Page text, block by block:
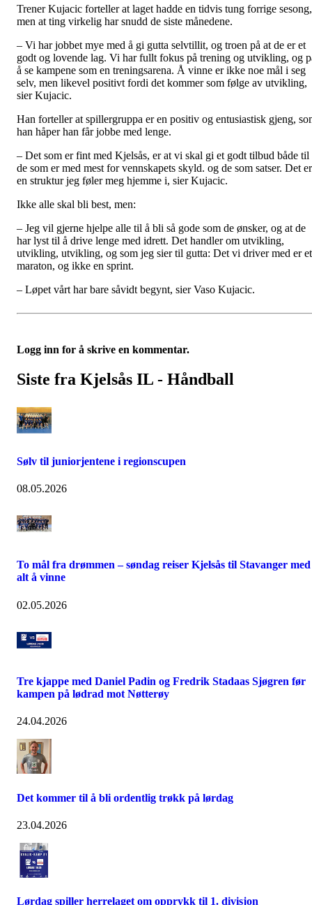
Trener Kujacic forteller at laget hadde en tidvis tung forrige sesong,
men at ting virkelig har snudd de siste månedene.
– Vi har jobbet mye med å gi gutta selvtillit, og troen på at de er et
godt og lovende lag. Vi har fullt fokus på trening og utvikling, og
å se kampene som en treningsarena. Å vinne er ikke noe mål i seg
selv, men likevel positivt fordi det kommer som følge av utvikling,
sier Kujacic.
Han forteller at spillergruppa er en positiv og entusiastisk gjeng,
han håper han får jobbe med lenge.
– Det som er fint med Kjelsås, er at vi skal gi et godt tilbud både til
de som er med mest for vennskapets skyld. og de som satser. Det er
en struktur jeg føler meg hjemme i, sier Kujacic.
Ikke alle skal bli best, men:
– Jeg vil gjerne hjelpe alle til å bli så gode som de ønsker, og at de
har lyst til å drive lenge med idrett. Det handler om utvikling,
utvikling, utvikling, og som jeg sier til gutta: Det vi driver med er et
maraton, og ikke en sprint.
– Løpet vårt har bare såvidt begynt, sier Vaso Kujacic.
Logg inn for å skrive en kommentar.
Siste fra Kjelsås IL - Håndball
Sølv til juniorjentene i regionscupen
08.05.2026
To mål fra drømmen – søndag reiser Kjelsås til Stavanger med
alt å vinne
02.05.2026
Tre kjappe med Daniel Padin og Fredrik Stadaas Sjøgren før
kampen på lødrad mot Nøtterøy
24.04.2026
Det kommer til å bli ordentlig trøkk på lørdag
23.04.2026
Lørdag spiller herrelaget om opprykk til 1. divisjon